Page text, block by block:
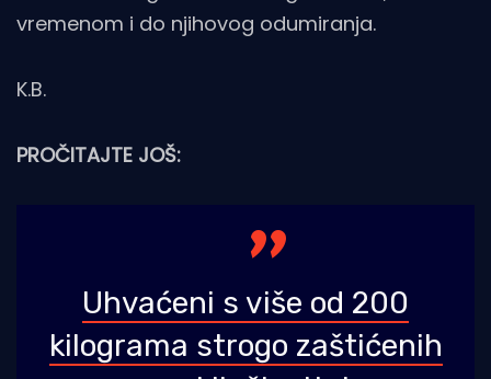
vremenom i do njihovog odumiranja.
K.B.
PROČITAJTE JOŠ:
Uhvaćeni s više od 200
kilograma strogo zaštićenih